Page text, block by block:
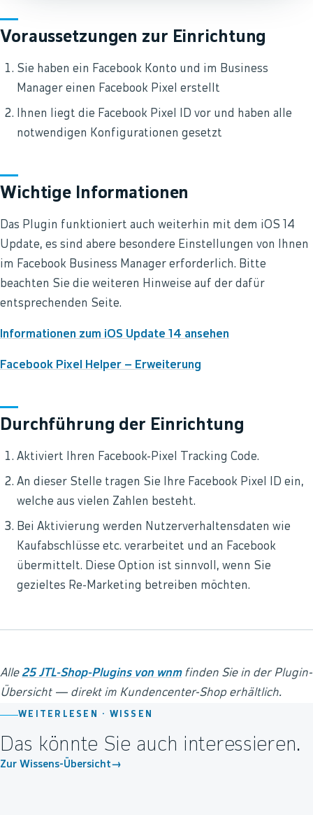
Voraussetzungen zur Einrichtung
Sie haben ein Facebook Konto und im Business
Manager einen Facebook Pixel erstellt
Ihnen liegt die Facebook Pixel ID vor und haben alle
notwendigen Konfigurationen gesetzt
Wichtige Informationen
Das Plugin funktioniert auch weiterhin mit dem iOS 14
Update, es sind abere besondere Einstellungen von Ihnen
im Facebook Business Manager erforderlich. Bitte
beachten Sie die weiteren Hinweise auf der dafür
entsprechenden Seite.
Informationen zum iOS Update 14 ansehen
Facebook Pixel Helper – Erweiterung
Durchführung der Einrichtung
Aktiviert Ihren Facebook-Pixel Tracking Code.
An dieser Stelle tragen Sie Ihre Facebook Pixel ID ein,
welche aus vielen Zahlen besteht.
Bei Aktivierung werden Nutzerverhaltensdaten wie
Kaufabschlüsse etc. verarbeitet und an Facebook
übermittelt. Diese Option ist sinnvoll, wenn Sie
gezieltes Re-Marketing betreiben möchten.
Alle25 JTL-Shop-Plugins von wnmfinden Sie in der Plugin-
Übersicht — direkt im Kundencenter-Shop erhältlich.
WEITERLESEN · WISSEN
Das könnte Sie auch interessieren.
Zur Wissens-Übersicht→